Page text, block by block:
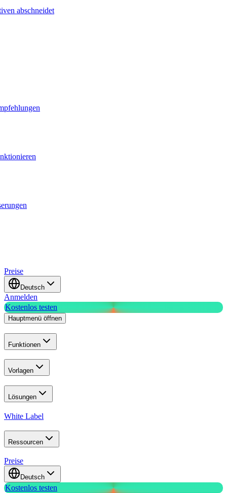
abschneidet
Preise
Deutsch
Anmelden
Kostenlos testen
Hauptmenü öffnen
Funktionen
Vorlagen
Lösungen
White Label
Ressourcen
Preise
Deutsch
Kostenlos testen